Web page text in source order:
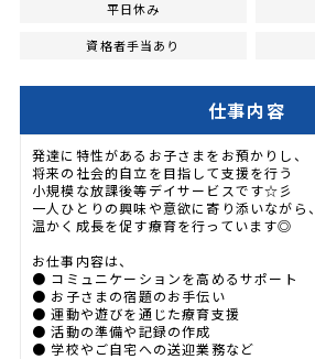
平日休み
資格者手当あり
仕事内容
発達に特性があるお子さまをお預かりし、
将来の社会的自立を目指して支援を行う
小規模な放課後等デイサービスです☆彡
一人ひとりの興味や意欲に寄り添いながら、
温かく成長を促す療育を行っています◎
お仕事内容は、
● コミュニケーションを高めるサポート
● お子さまの宿題のお手伝い
● 運動や遊びを通じた療育支援
● 活動の準備や記録の作成
● 学校やご自宅への送迎業務など